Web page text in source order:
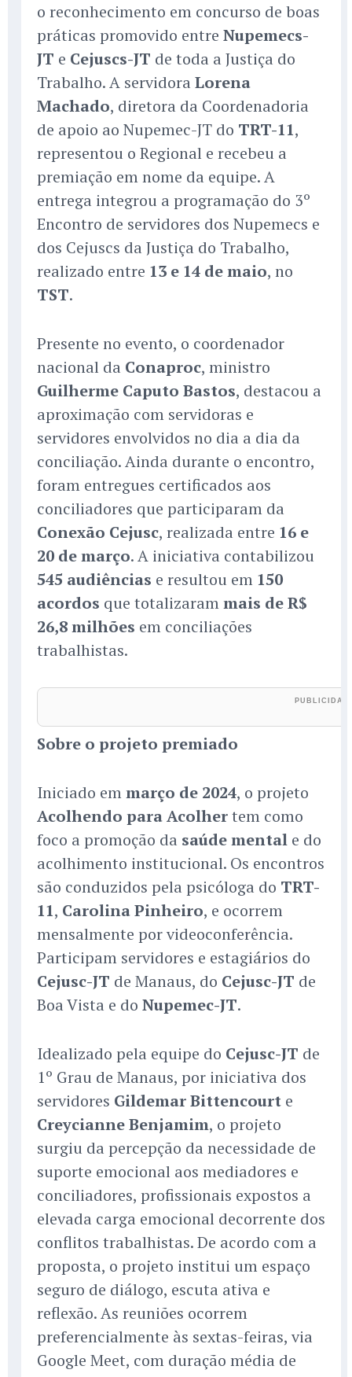
o reconhecimento em concurso de boas
práticas promovido entre Nupemecs-
JT e Cejuscs-JT de toda a Justiça do
Trabalho. A servidora Lorena
Machado, diretora da Coordenadoria
de apoio ao Nupemec-JT do TRT-11,
representou o Regional e recebeu a
premiação em nome da equipe. A
entrega integrou a programação do 3º
Encontro de servidores dos Nupemecs e
dos Cejuscs da Justiça do Trabalho,
realizado entre 13 e 14 de maio, no
TST.
Presente no evento, o coordenador
nacional da Conaproc, ministro
Guilherme Caputo Bastos, destacou a
aproximação com servidoras e
servidores envolvidos no dia a dia da
conciliação. Ainda durante o encontro,
foram entregues certificados aos
conciliadores que participaram da
Conexão Cejusc, realizada entre 16 e
20 de março. A iniciativa contabilizou
545 audiências e resultou em 150
acordos que totalizarammais de R$
26,8 milhões em conciliações
trabalhistas.
Sobre o projeto premiado
Iniciado emmarço de 2024, o projeto
Acolhendo para Acolhertem como
foco a promoção da saúde mental e do
acolhimento institucional. Os encontros
são conduzidos pela psicóloga do TRT-
11, Carolina Pinheiro, e ocorrem
mensalmente por videoconferência.
Participam servidores e estagiários do
Cejusc-JT de Manaus, do Cejusc-JT de
Boa Vista e do Nupemec-JT.
Idealizado pela equipe do Cejusc-JT de
1º Grau de Manaus, por iniciativa dos
servidores Gildemar Bittencourt e
Creycianne Benjamim, o projeto
surgiu da percepção da necessidade de
suporte emocional aos mediadores e
conciliadores, profissionais expostos a
elevada carga emocional decorrente dos
conflitos trabalhistas. De acordo com a
proposta, o projeto institui um espaço
seguro de diálogo, escuta ativa e
reflexão. As reuniões ocorrem
preferencialmente às sextas-feiras, via
Google Meet, com duração média de